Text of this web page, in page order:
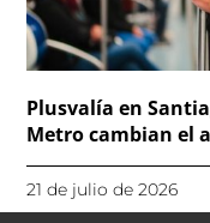
Plusvalía en
Metro cambian el
21 de julio de 2026